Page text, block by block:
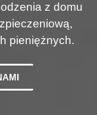
z domu
pieniężnych.